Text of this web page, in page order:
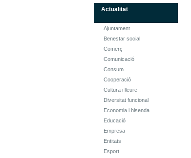
Actualitat
Ajuntament
Benestar social
Comerç
Comunicació
Consum
Cooperació
Cultura i lleure
Diversitat funcional
Economia i hisenda
Educació
Empresa
Entitats
Esport